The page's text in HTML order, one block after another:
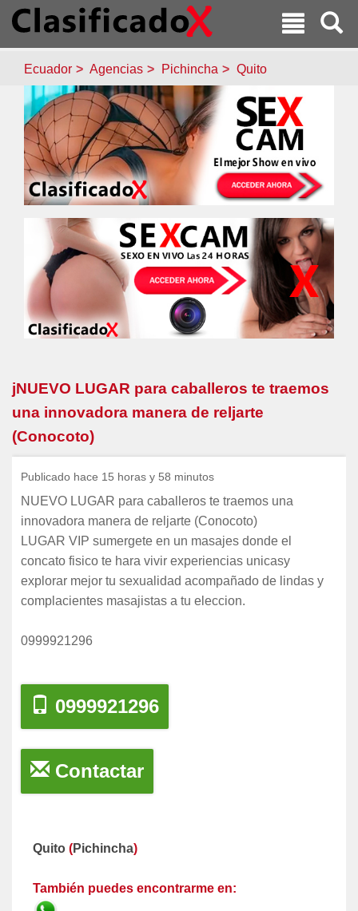
Ecuador Agencias Pichincha Quito
jNUEVO LUGAR para caballeros te traemos
una innovadora manera de reljarte
(Conocoto)
Publicado hace 15 horas y 58 minutos
NUEVO LUGAR para caballeros te traemos una
innovadora manera de reljarte (Conocoto)
LUGAR VIP sumergete en un masajes donde el
concato fisico te hara vivir experiencias unicasy
explorar mejor tu sexualidad acompañado de lindas y
complacientes masajistas a tu eleccion.
0999921296
0999921296
Contactar
Quito (Pichincha)
También puedes encontrarme en: